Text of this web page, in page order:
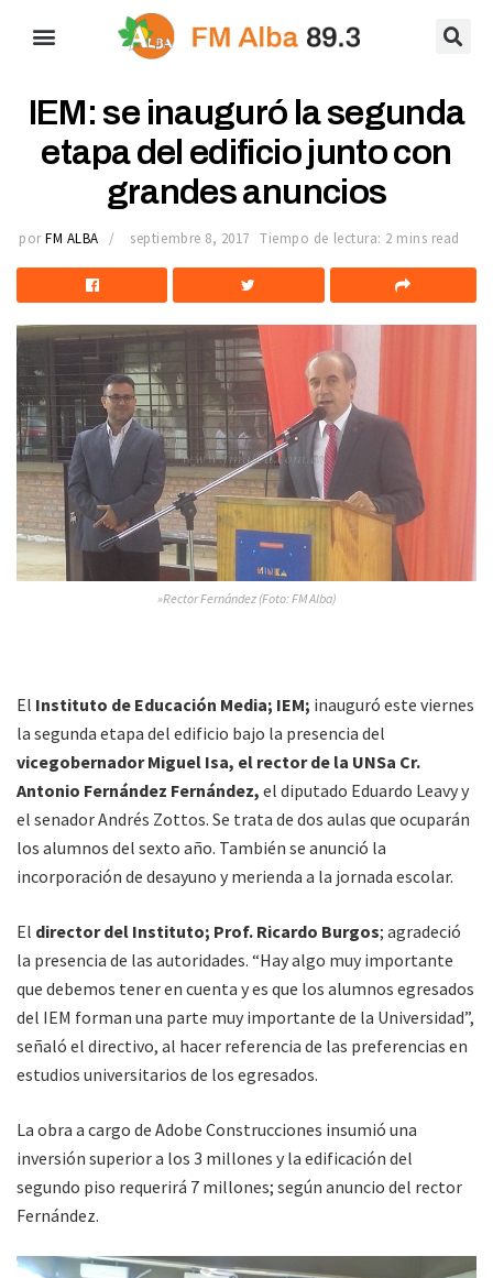
IEM: se inauguró la segunda
etapa del edificio junto con
grandes anuncios
por FM ALBA septiembre 8, 2017 Tiempo de lectura: 2 mins read
»Rector Fernández (Foto: FM Alba)
El Instituto de Educación Media; IEM; inauguró este viernes
la segunda etapa del edificio bajo la presencia del
vicegobernador Miguel Isa, el rector de la UNSa Cr.
Antonio Fernández Fernández, el diputado Eduardo Leavy y
el senador Andrés Zottos. Se trata de dos aulas que ocuparán
los alumnos del sexto año. También se anunció la
incorporación de desayuno y merienda a la jornada escolar.
El director del Instituto; Prof. Ricardo Burgos; agradeció
la presencia de las autoridades. “Hay algo muy importante
que debemos tener en cuenta y es que los alumnos egresados
del IEM forman una parte muy importante de la Universidad”,
señaló el directivo, al hacer referencia de las preferencias en
estudios universitarios de los egresados.
La obra a cargo de Adobe Construcciones insumió una
inversión superior a los 3 millones y la edificación del
segundo piso requerirá 7 millones; según anuncio del rector
Fernández.